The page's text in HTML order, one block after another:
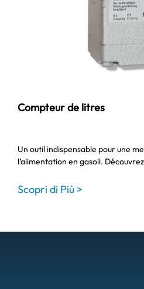
Compteur de litres
Un outil indispensable pour une
l’alimentation en gasoil.
Scopri di Più >